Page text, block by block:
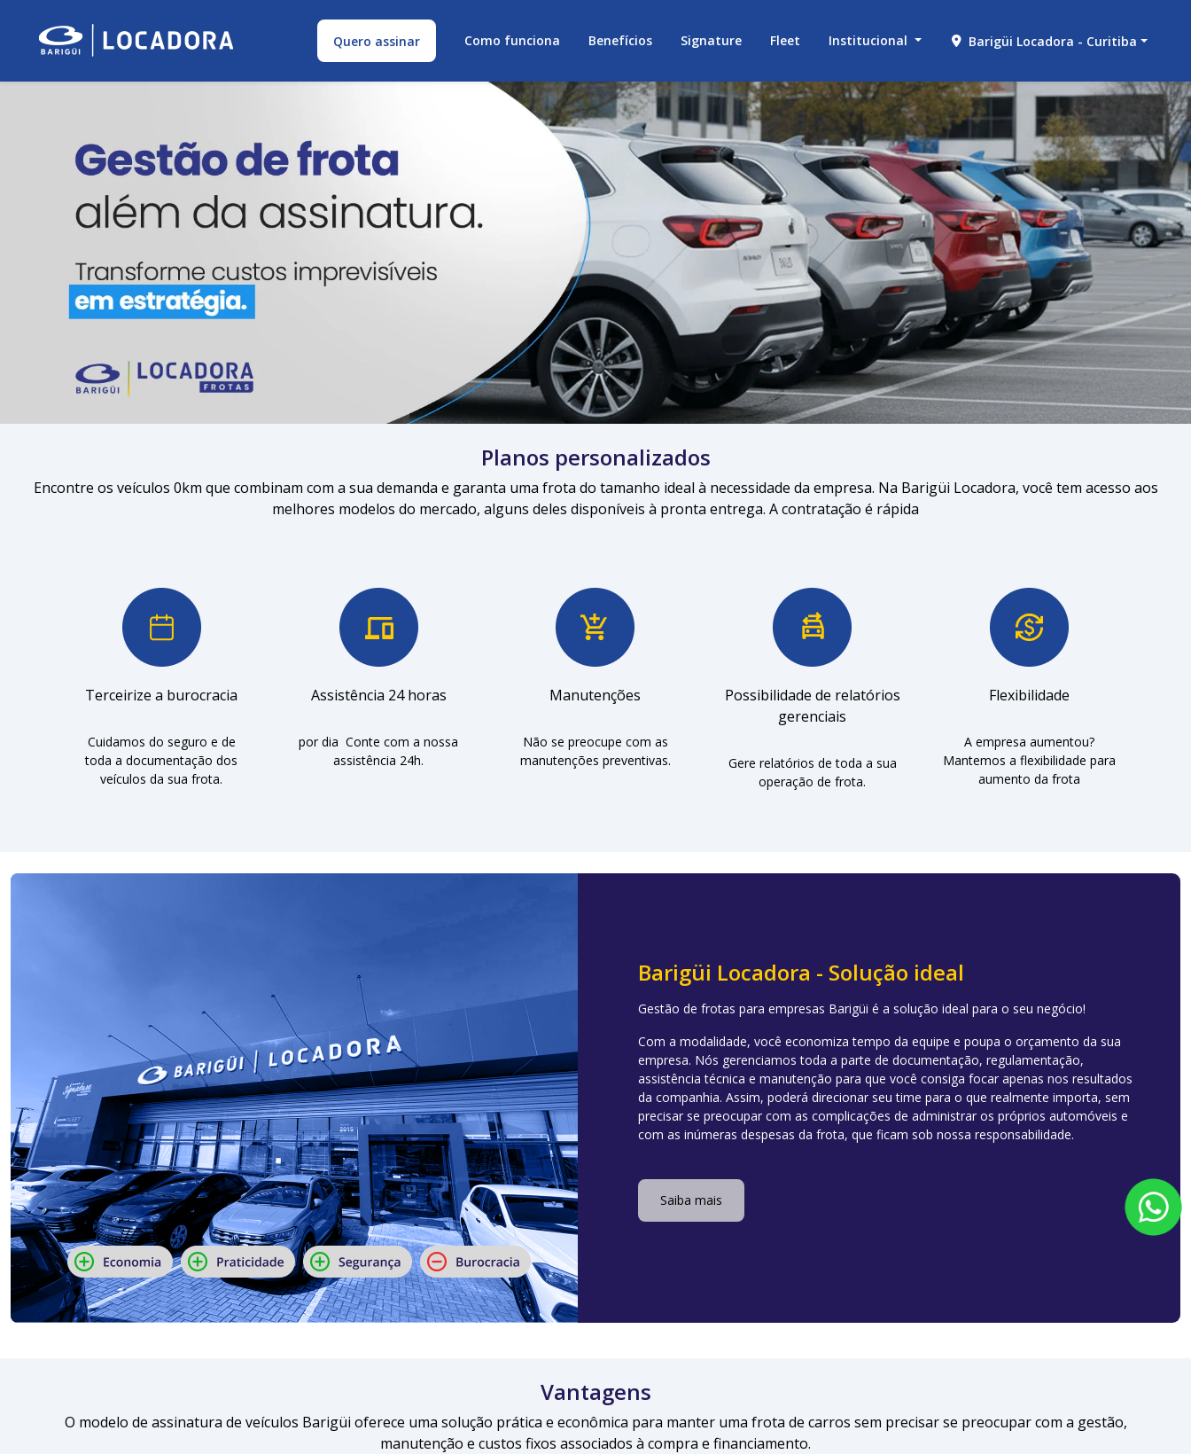
Quero assinar Como funciona Benefícios Signature Fleet Institucional Barigüi Locadora - Curitiba
Planos personalizados
Encontre os veículos 0km que combinam com a sua demanda e garanta uma frota do tamanho ideal à necessidade da empresa. Na Barigüi Locadora, você tem acesso aos
melhores modelos do mercado, alguns deles disponíveis à pronta entrega. A contratação é rápida
Terceirize a burocracia
Cuidamos do seguro e de
toda a documentação dos
veículos da sua frota.
Assistência 24 horas
por dia Conte com a nossa
assistência 24h.
Manutenções
Não se preocupe com as
manutenções preventivas.
Possibilidade de relatórios
gerenciais
Gere relatórios de toda a sua
operação de frota.
Flexibilidade
A empresa aumentou?
Mantemos a flexibilidade para
aumento da frota
Barigüi Locadora - Solução ideal
Gestão de frotas para empresas Barigüi é a solução ideal para o seu negócio!
Com a modalidade, você economiza tempo da equipe e poupa o orçamento da sua
empresa. Nós gerenciamos toda a parte de documentação, regulamentação,
assistência técnica e manutenção para que você consiga focar apenas nos resultados
da companhia. Assim, poderá direcionar seu time para o que realmente importa, sem
precisar se preocupar com as complicações de administrar os próprios automóveis e
com as inúmeras despesas da frota, que ficam sob nossa responsabilidade.
Saiba mais
Vantagens
O modelo de assinatura de veículos Barigüi oferece uma solução prática e econômica para manter uma frota de carros sem precisar se preocupar com a gestão,
manutenção e custos fixos associados à compra e financiamento.